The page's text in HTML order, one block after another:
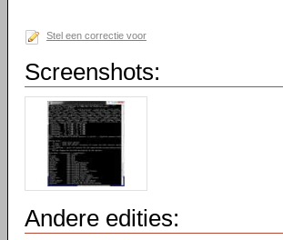
Stel een correctie voor
Screenshots:
Andere edities: